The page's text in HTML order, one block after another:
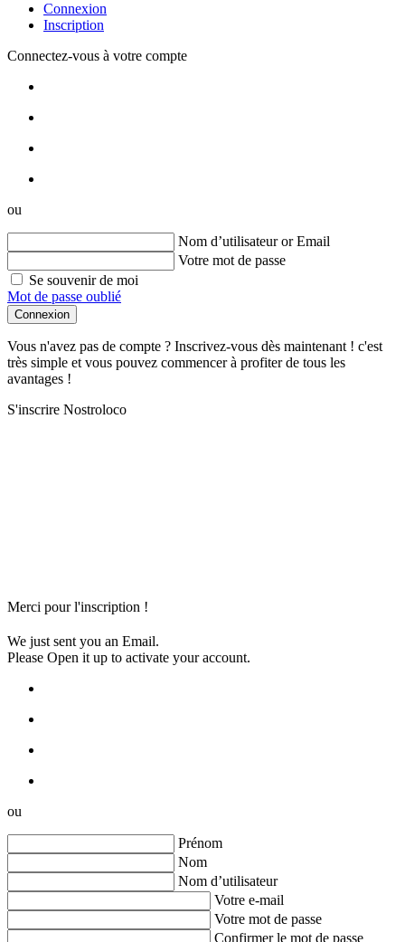
Connexion
Inscription
Connectez-vous à votre compte
ou
Nom d’utilisateur or Email
Votre mot de passe
Se souvenir de moi
Mot de passe oublié
Connexion
Vous n'avez pas de compte ? Inscrivez-vous dès maintenant ! c'est
très simple et vous pouvez commencer à profiter de tous les
avantages !
S'inscrire Nostroloco
Merci pour l'inscription !
We just sent you an Email.
Please Open it up to activate your account.
ou
Prénom
Nom
Nom d’utilisateur
Votre e-mail
Votre mot de passe
Confirmer le mot de passe